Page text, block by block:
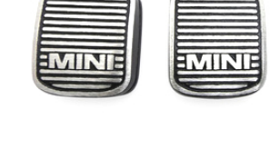
タイヤ・ホイール
レーシングパーツ
メンテナンス・工具ツール